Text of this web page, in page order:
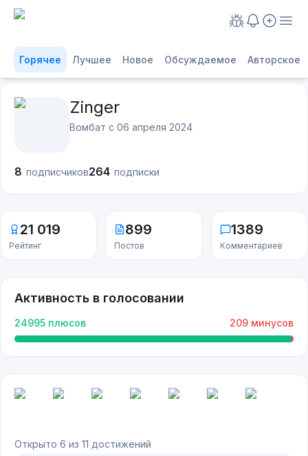
Горячее Лучшее Новое Обсуждаемое Авторское
Zinger
Вомбат с 06 апреля 2024
8 подписчиков264 подписки
21 019
Рейтинг
899
Постов
1389
Комментариев
Активность в голосовании
24995 плюсов 209 минусов
Открыто 6 из 11 достижений